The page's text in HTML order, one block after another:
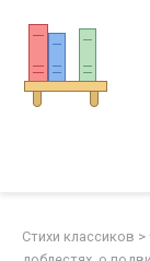
контенту
Стихи классиков >